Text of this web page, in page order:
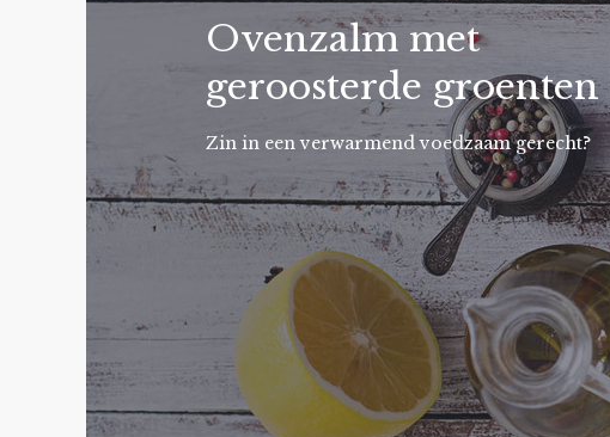
Ovenzalm met
geroosterde groenten
Zin in een verwarmend voedzaam gerecht?